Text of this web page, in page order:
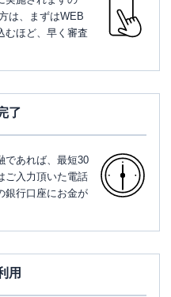
は、まずはWEB
むほど、早く審査
了
であれば、最短30
ご入力頂いた電話
銀行口座にお金が
用